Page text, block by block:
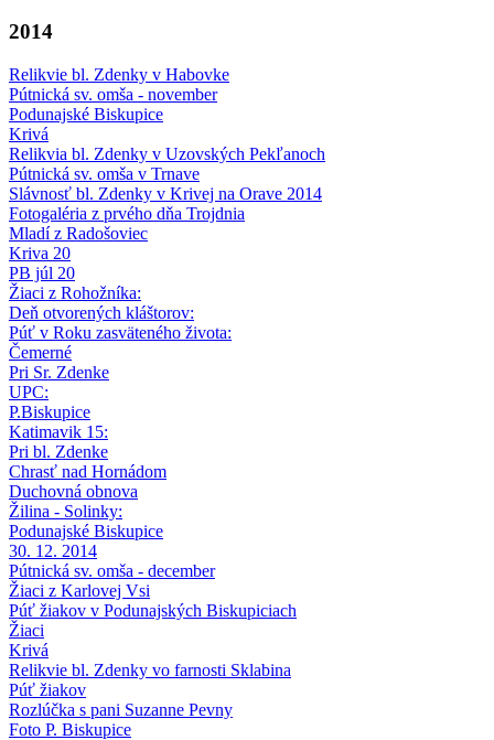
2014
Relikvie bl. Zdenky v Habovke
Pútnická sv. omša - november
Podunajské Biskupice
Krivá
Relikvia bl. Zdenky v Uzovských Pekľanoch
Pútnická sv. omša v Trnave
Slávnosť bl. Zdenky v Krivej na Orave 2014
Fotogaléria z prvého dňa Trojdnia
Mladí z Radošoviec
Kriva 20
PB júl 20
Žiaci z Rohožníka:
Deň otvorených kláštorov:
Púť v Roku zasväteného života:
Čemerné
Pri Sr. Zdenke
UPC:
P.Biskupice
Katimavik 15:
Pri bl. Zdenke
Chrasť nad Hornádom
Duchovná obnova
Žilina - Solinky:
Podunajské Biskupice
30. 12. 2014
Pútnická sv. omša - december
Žiaci z Karlovej Vsi
Púť žiakov v Podunajských Biskupiciach
Žiaci
Krivá
Relikvie bl. Zdenky vo farnosti Sklabina
Púť žiakov
Rozlúčka s pani Suzanne Pevny
Foto P. Biskupice